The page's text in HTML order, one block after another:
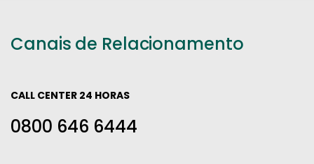
Canais de Relacionamento
CALL CENTER 24 HORAS
0800 646 6444